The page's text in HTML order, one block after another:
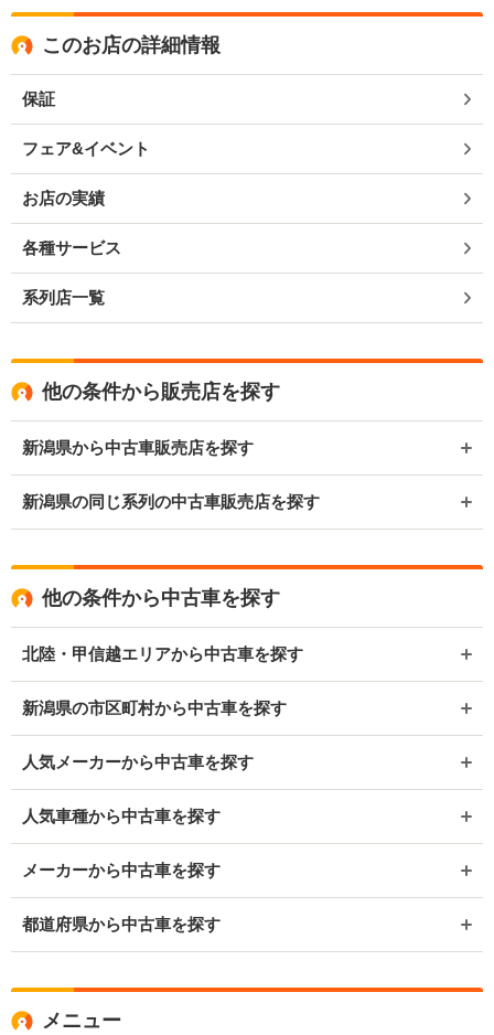
このお店の詳細情報
保証
フェア&イベント
お店の実績
各種サービス
系列店一覧
他の条件から販売店を探す
新潟県から中古車販売店を探す
新潟県の同じ系列の中古車販売店を探す
他の条件から中古車を探す
北陸・甲信越エリアから中古車を探す
新潟県の市区町村から中古車を探す
人気メーカーから中古車を探す
人気車種から中古車を探す
メーカーから中古車を探す
都道府県から中古車を探す
メニュー